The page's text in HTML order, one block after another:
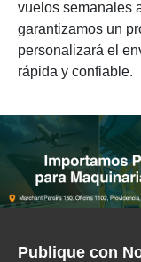
vuelos semanales
garantizamos un
personalizará el
rápida y confiable.
Publique con